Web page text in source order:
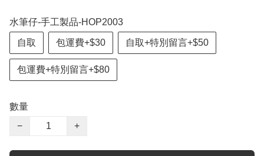
水筆仔-手工製品-HOP2003
自取 包運費+$30 自取+特別留言+$50
包運費+特別留言+$80
數量
−
+